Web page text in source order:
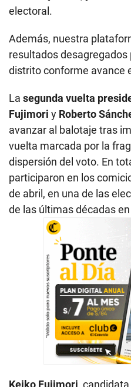
electoral.
Además, nuestra
resultados desagregados
distrito conforme avance
La segunda vuelta
Fujimori y Roberto
avanzar al balotaje tras
vuelta marcada por la
dispersión del voto. En
participaron en los
de abril, en una de las
de las últimas décadas
Keiko Fujimori ,